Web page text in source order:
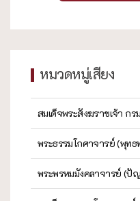
หมวดหมู่เสียง
สมเด็จพระสังฆราชเจ้า ก
พระธรรมโกศาจารย์ (พุท
พระพรหมมังคลาจารย์ (